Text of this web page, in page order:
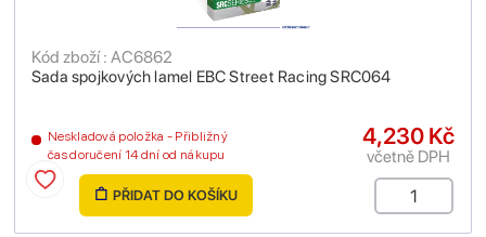
Sada spojkových lamel EBC Street Racing SRC064
Kód zboží : AC6862
Neskladová položka - Přibližný
čas doručení 14 dní od nákupu
4,230 Kč
včetně DPH
PŘIDAT DO KOŠÍKU